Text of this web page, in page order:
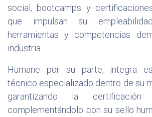
social, bootcamps y
que impulsan su
herramientas y competencias
industria.
Humane por su parte, integra
técnico especializado dentro de su
garantizando la
complementándolo con su sello